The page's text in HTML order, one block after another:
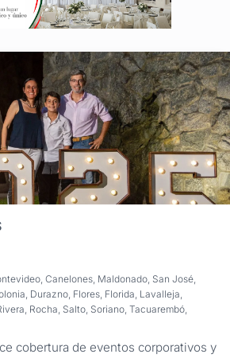
Canelones, Maldonado, San José,
Durazno, Flores, Florida, Lavalleja,
Rocha, Salto, Soriano, Tacuarembó,
cobertura de eventos corporativos y